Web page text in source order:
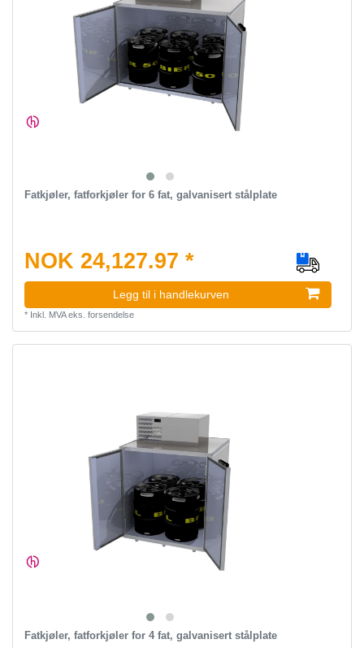
Fatkjøler, fatforkjøler for 6 fat, galvanisert stålplate
NOK 24,127.97 *
Legg til i handlekurven
* Inkl. MVAeks. forsendelse
Fatkjøler, fatforkjøler for 4 fat, galvanisert stålplate